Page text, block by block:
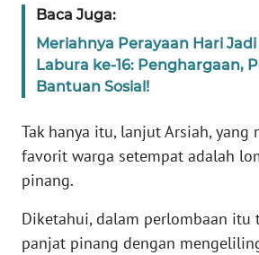
Baca Juga:
Meriahnya Perayaan Hari
Labura ke-16: Penghargaan,
Bantuan Sosial!
Tak hanya itu, lanjut Arsiah,
favorit warga setempat adalah
pinang.
Diketahui, dalam perlombaan itu
panjat pinang dengan
WN
WN
SULTRA
WN
NTB
SULTENG